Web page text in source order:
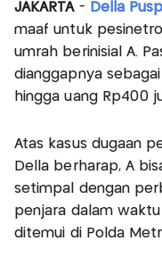
JAKARTA- Della
maaf untuk
umrah berinisial A.
dianggapnya
hingga uang Rp400
Atas kasus dugaan
Della berharap, A
setimpal dengan
penjara dalam waktu
ditemui di Polda